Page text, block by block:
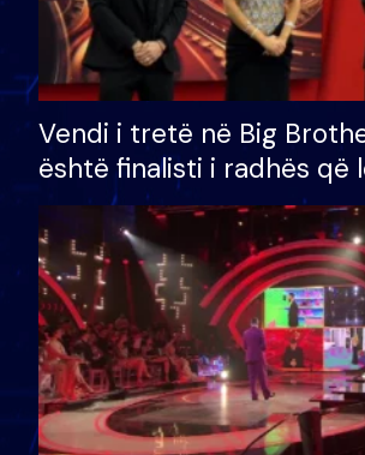
Vendi i tretë në Big
është finalisti i radhës që